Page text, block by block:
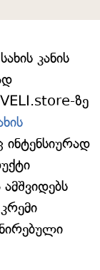
კანის
VELI.store-ზე